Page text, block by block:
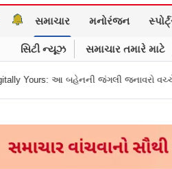
સમાચાર મનોરંજન
સિટી ન્યૂઝ સમાચાર તમારે માટે
જંગલી જનાવરો વચ્ચેની સિમ્પલ